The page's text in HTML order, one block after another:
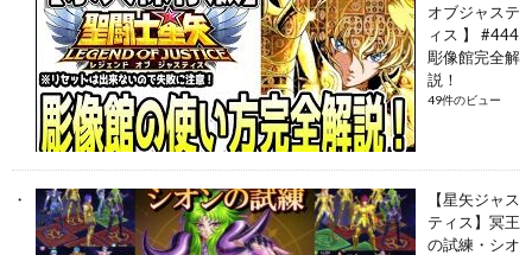
オブジャステ
ィス 】 #444
彫像館完全解
説！
49件のビュー
【星矢ジャス
ティス】冥王
の試練・シオ